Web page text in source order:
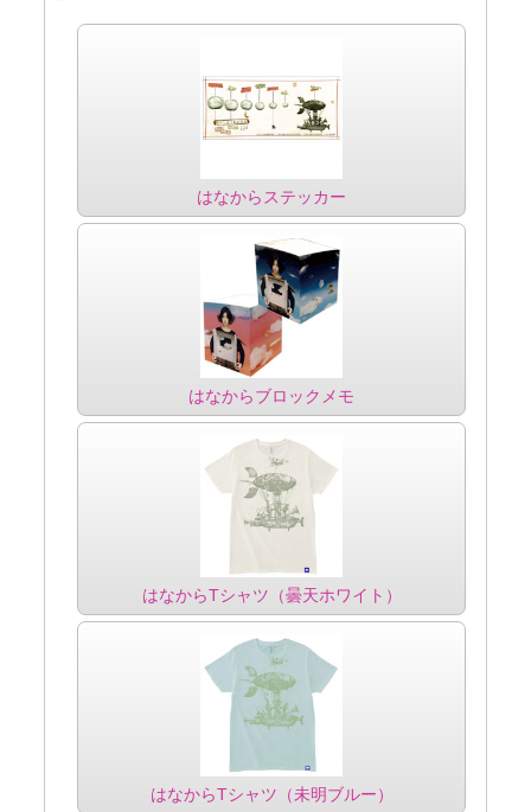
はなからステッカー
はなからブロックメモ
はなからTシャツ（曇天ホワイト）
はなからTシャツ（未明ブルー）